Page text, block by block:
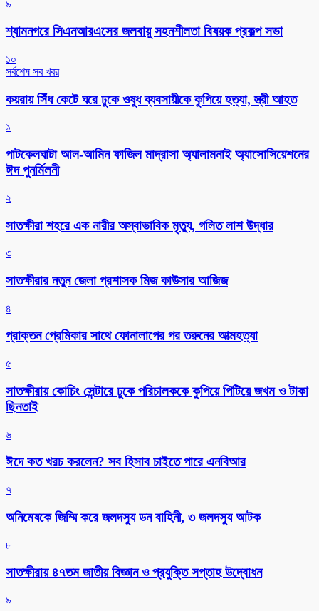
৯
শ্যামনগরে সিএনআরএসের জলবায়ু সহনশীলতা বিষয়ক প্রকল্প সভা
১০
সর্বশেষ সব খবর
কয়রায় সিঁধ কেটে ঘরে ঢুকে ওষুধ ব্যবসায়ীকে কুপিয়ে হত্যা, স্ত্রী আহত
১
পাটকেলঘাটা আল-আমিন ফাজিল মাদ্রাসা অ্যালামনাই অ্যাসোসিয়েশনের
ঈদ পুনর্মিলনী
২
সাতক্ষীরা শহরে এক নারীর অস্বাভাবিক মৃত্যু, গলিত লাশ উদ্ধার
৩
সাতক্ষীরার নতুন জেলা প্রশাসক মিজ কাউসার আজিজ
৪
প্রাক্তন প্রেমিকার সাথে ফোনালাপের পর তরুনের আত্মহত্যা
৫
সাতক্ষীরায় কোচিং সেন্টারে ঢুকে পরিচালককে কুপিয়ে পিটিয়ে জখম ও টাকা
ছিনতাই
৬
ঈদে কত খরচ করলেন? সব হিসাব চাইতে পারে এনবিআর
৭
অনিমেষকে জিম্মি করে জলদস্যু ডন বাহিনী, ৩ জলদস্যু আটক
৮
সাতক্ষীরায় ৪৭তম জাতীয় বিজ্ঞান ও প্রযুক্তি সপ্তাহ উদ্বোধন
৯